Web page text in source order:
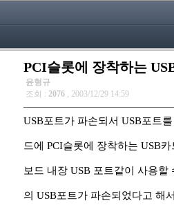
PCI슬롯에 장착하는
윤형규
조회 : 2076 , 2003/12/29 14:59
USB포트가 파손되서 USB포트
드에 PCI슬롯에 장착하는 USB
보드 내장 USB 포트같이 사용할
의 USB포트가 파손되었다고 해